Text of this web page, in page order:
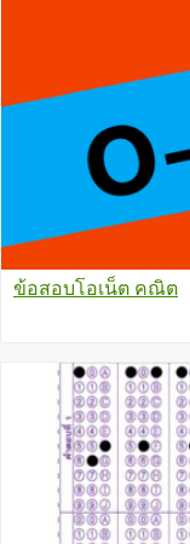
ข้อสอบโอเน็ต คณิต